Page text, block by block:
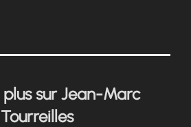
plus sur Jean-Marc
Tourreilles